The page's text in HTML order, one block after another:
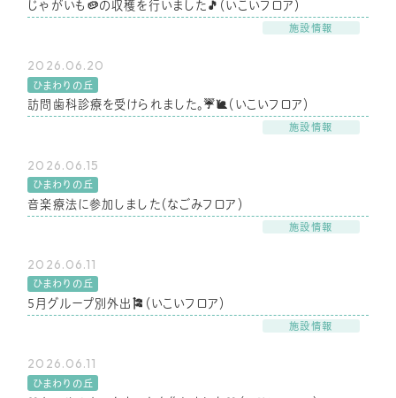
じゃがいも🥔の収穫を行いました🎵（いこいフロア）
施設情報
2026.06.20
ひまわりの丘
訪問歯科診療を受けられました。☔🐌（いこいフロア）
施設情報
2026.06.15
ひまわりの丘
音楽療法に参加しました（なごみフロア）
施設情報
2026.06.11
ひまわりの丘
5月グループ別外出🎏（いこいフロア）
施設情報
2026.06.11
ひまわりの丘